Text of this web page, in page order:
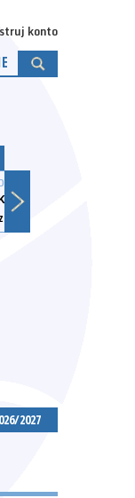
konto
2027